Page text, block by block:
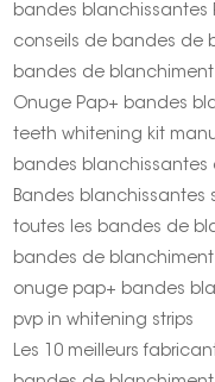
pvp in whitening strips